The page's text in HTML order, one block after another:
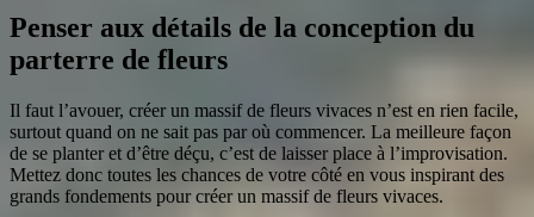
Penser aux détails de la conception du
parterre de fleurs
Il faut l’avouer, créer un massif de fleurs vivaces n’est en rien facile,
surtout quand on ne sait pas par où commencer. La meilleure façon
de se planter et d’être déçu, c’est de laisser place à l’improvisation.
Mettez donc toutes les chances de votre côté en vous inspirant des
grands fondements pour créer un massif de fleurs vivaces.